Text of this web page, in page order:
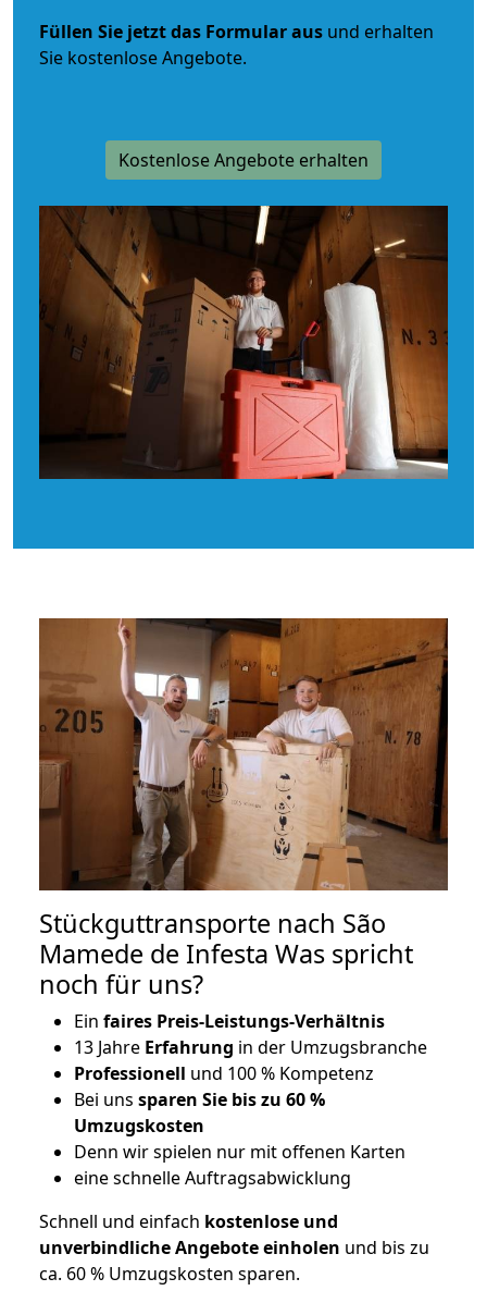
Füllen Sie jetzt das Formular aus und erhalten
Sie kostenlose Angebote.
Kostenlose Angebote erhalten
Stückguttransporte nach São
Mamede de Infesta Was spricht
noch für uns?
Ein faires Preis-Leistungs-Verhältnis
13 Jahre Erfahrung in der Umzugsbranche
Professionell und 100 % Kompetenz
Bei uns sparen Sie bis zu 60 %
Umzugskosten
Denn wir spielen nur mit offenen Karten
eine schnelle Auftragsabwicklung
Schnell und einfach kostenlose und
unverbindliche Angebote einholen und bis zu
ca. 60 % Umzugskosten sparen.